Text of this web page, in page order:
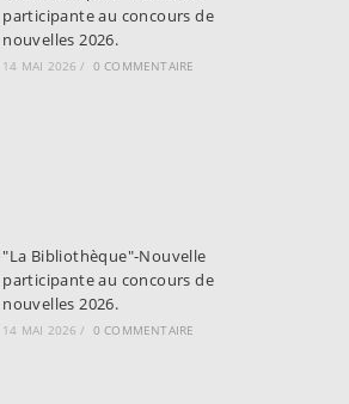
participante au concours de
nouvelles 2026.
14 MAI 2026 / 0 COMMENTAIRE
"La Bibliothèque"-Nouvelle
participante au concours de
nouvelles 2026.
14 MAI 2026 / 0 COMMENTAIRE